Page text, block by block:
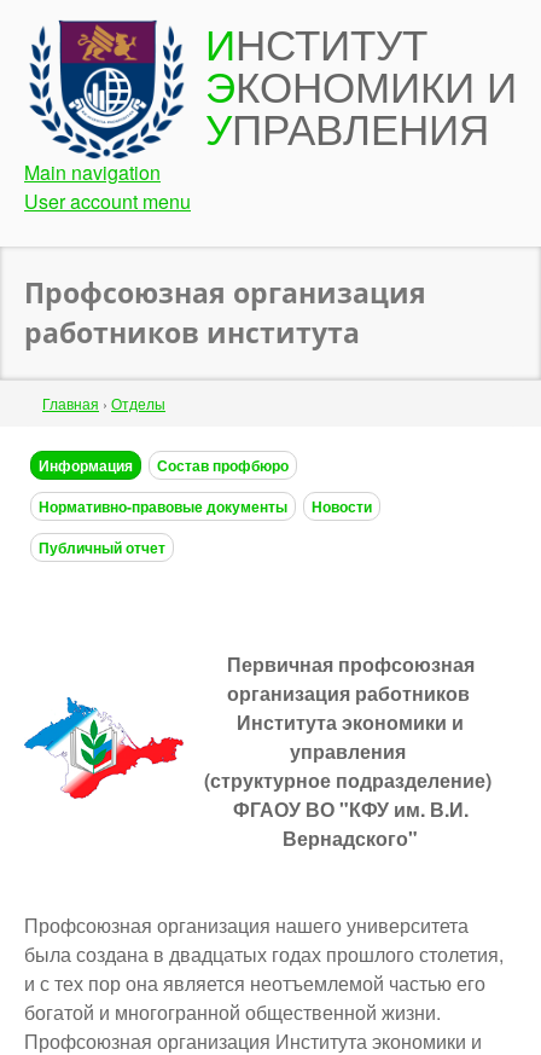
Перейти
основному
содержанию
ИНСТИТУТ
ЭКОНОМИКИ И
УПРАВЛЕНИЯ
Main navigation
User account menu
Профсоюзная организация
работников инcтитута
Строка
навигации
Главная › Отделы
Back
to
top
Информация
Состав профбюро
Нормативно-правовые документы
Новости
Публичный отчет
Первичная профсоюзная
организация работников
Института экономики и
управления
(структурное подразделение)
ФГАОУ ВО "КФУ им. В.И.
Вернадского"
Профсоюзная организация нашего университета
была создана в двадцатых годах прошлого столетия,
и с тех пор она является неотъемлемой частью его
богатой и многогранной общественной жизни.
Профсоюзная организация Института экономики и